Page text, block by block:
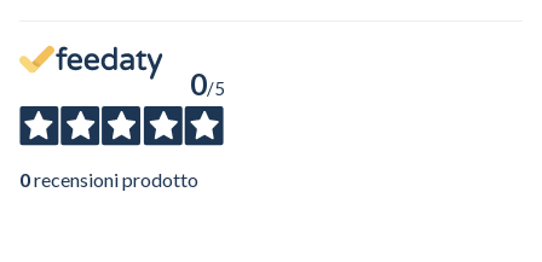
0/5
0recensioni prodotto